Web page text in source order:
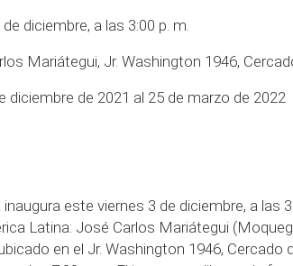
diciembre, a las 3:00 p. m.
Mariátegui, Jr. Washington 1946,
diciembre de 2021 al 25 de marzo de 2022
este viernes 3 de diciembre, a
Latina: José Carlos Mariátegui
en el Jr. Washington 1946, Cercado